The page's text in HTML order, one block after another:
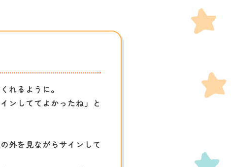
れるように。
ンしててよかったね」と
外を見ながらサインして